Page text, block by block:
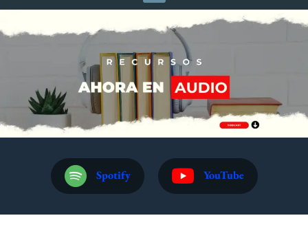
Spotify YouTube